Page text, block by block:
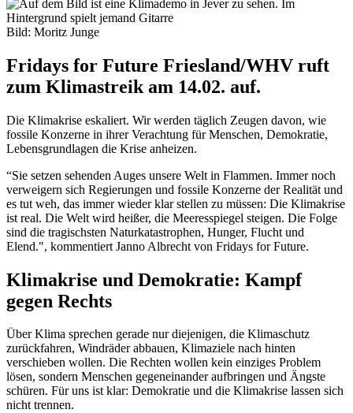
Bild: Moritz Junge
Fridays for Future Friesland/WHV ruft
zum Klimastreik am 14.02. auf.
Die Klimakrise eskaliert. Wir werden täglich Zeugen davon, wie
fossile Konzerne in ihrer Verachtung für Menschen, Demokratie,
Lebensgrundlagen die Krise anheizen.
“Sie setzen sehenden Auges unsere Welt in Flammen. Immer noch
verweigern sich Regierungen und fossile Konzerne der Realität und
es tut weh, das immer wieder klar stellen zu müssen: Die Klimakrise
ist real. Die Welt wird heißer, die Meeresspiegel steigen. Die Folge
sind die tragischsten Naturkatastrophen, Hunger, Flucht und
Elend.", kommentiert Janno Albrecht von Fridays for Future.
Klimakrise und Demokratie: Kampf
gegen Rechts
Über Klima sprechen gerade nur diejenigen, die Klimaschutz
zurückfahren, Windräder abbauen, Klimaziele nach hinten
verschieben wollen. Die Rechten wollen kein einziges Problem
lösen, sondern Menschen gegeneinander aufbringen und Ängste
schüren. Für uns ist klar: Demokratie und die Klimakrise lassen sich
nicht trennen.